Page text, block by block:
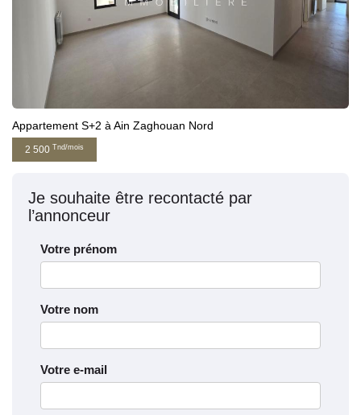
Appartement S+2 à Ain Zaghouan Nord
2 500 Tnd/mois
Je souhaite être recontacté par
l’annonceur
Votre prénom
Votre nom
Votre e-mail